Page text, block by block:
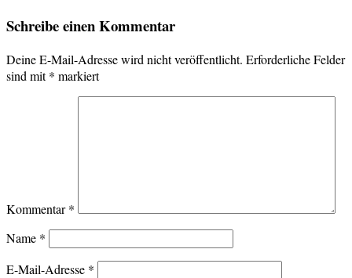
Schreibe einen Kommentar
Deine E-Mail-Adresse wird nicht veröffentlicht. Erforderliche Felder
sind mit* markiert
Kommentar*
Name *
E-Mail-Adresse *